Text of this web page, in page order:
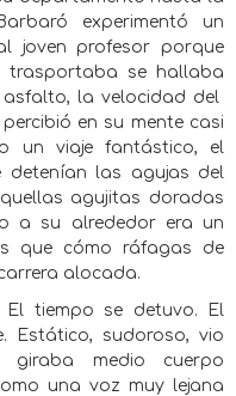
experimentó un
joven profesor porque
trasportaba se hallaba
la velocidad del
en su mente casi
un viaje fantástico, el
detenían las agujas del
agujitas doradas
a su alrededor era un
que cómo ráfagas de
alocada.
El tiempo se detuvo. El
Estático, sudoroso, vio
medio cuerpo
una voz muy lejana